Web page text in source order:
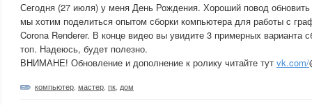
Сегодня (27 июля) у меня День Рождения. Хороший повод
мы хотим поделиться опытом сборки компьютера для работы с
Corona Renderer. В конце видео вы увидите 3 примерных варианта
топ. Надеюсь, будет полезно.
ВНИМАНЕ! Обновление и дополнение к ролику читайте тут vk.com/
компьютер мастер пк дом